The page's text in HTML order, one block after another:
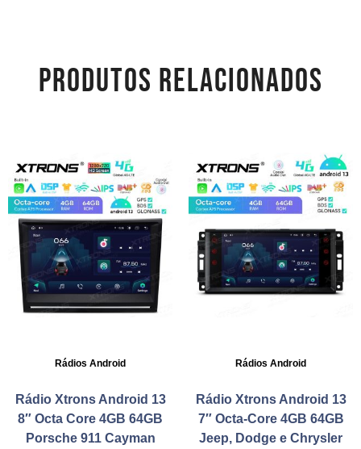
PRODUTOS RELACIONADOS
Rádios Android
Rádio Xtrons Android 13
8″ Octa Core 4GB 64GB
Porsche 911 Cayman
Rádios Android
Rádio Xtrons Android 13
7″ Octa-Core 4GB 64GB
Jeep, Dodge e Chrysler